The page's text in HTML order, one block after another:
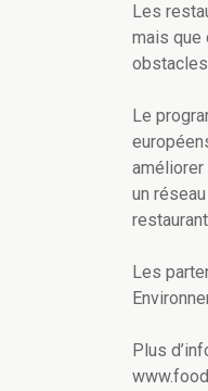
Les
mais que
Le
améliorer
un
Les
Plus